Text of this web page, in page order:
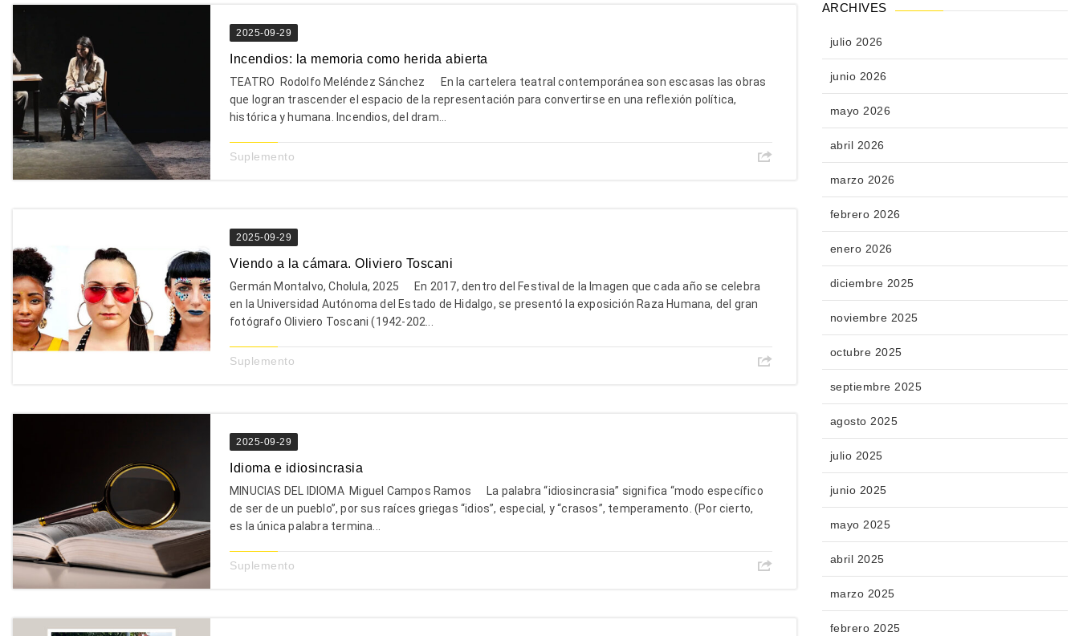
2025-09-29
Incendios: la memoria como herida abierta
TEATRO Rodolfo Meléndez Sánchez En la cartelera teatral contemporánea son escasas las obras
que logran trascender el espacio de la representación para convertirse en una reflexión política,
histórica y humana. Incendios, del dram...
Suplemento
2025-09-29
Viendo a la cámara. Oliviero Toscani
Germán Montalvo, Cholula, 2025 En 2017, dentro del Festival de la Imagen que cada año se celebra
en la Universidad Autónoma del Estado de Hidalgo, se presentó la exposición Raza Humana, del gran
fotógrafo Oliviero Toscani (1942-202...
Suplemento
2025-09-29
Idioma e idiosincrasia
MINUCIAS DEL IDIOMA Miguel Campos Ramos La palabra “idiosincrasia” significa “modo específico
de ser de un pueblo”, por sus raíces griegas “idios”, especial, y “crasos”, temperamento. (Por cierto,
es la única palabra termina...
Suplemento
ARCHIVES
julio 2026
junio 2026
mayo 2026
abril 2026
marzo 2026
febrero 2026
enero 2026
diciembre 2025
noviembre 2025
octubre 2025
septiembre 2025
agosto 2025
julio 2025
junio 2025
mayo 2025
abril 2025
marzo 2025
febrero 2025